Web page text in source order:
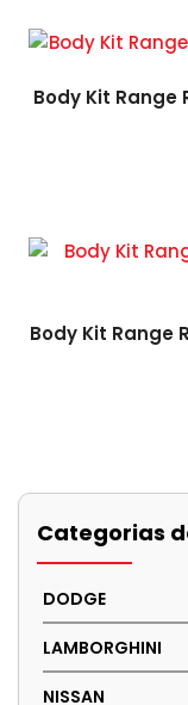
Categorias
DODGE
LAMBORGHINI
NISSAN
Body Kit Range
Body Kit Range